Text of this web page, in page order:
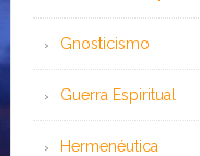
Gnosticismo
Guerra Espiritual
Hermenéutica